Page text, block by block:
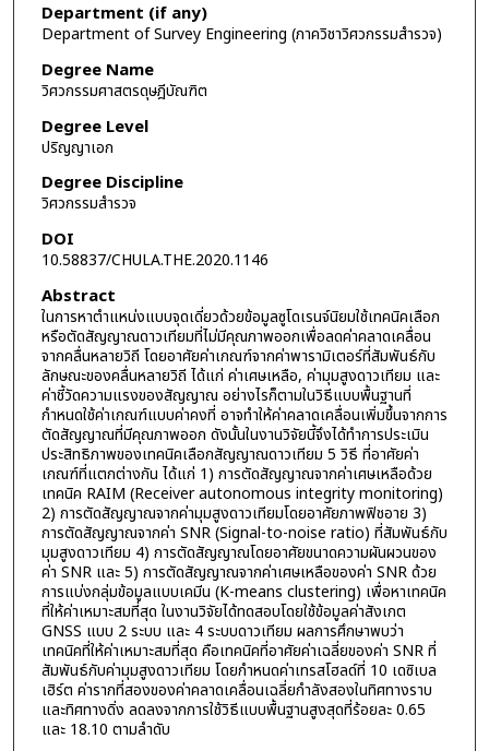
Department (if any)
Department of Survey Engineering (ภาควิชาวิศวกรรมสำรวจ)
Degree Name
วิศวกรรมศาสตรดุษฎีบัณฑิต
Degree Level
ปริญญาเอก
Degree Discipline
วิศวกรรมสำรวจ
DOI
10.58837/CHULA.THE.2020.1146
Abstract
ในการหาตำแหน่งแบบจุดเดี่ยวด้วยข้อมูลซูโดเรนจ์นิยมใช้เทคนิคเลือก
หรือตัดสัญญาณดาวเทียมที่ไม่มีคุณภาพออกเพื่อลดค่าคลาดเคลื่อน
จากคลื่นหลายวิถี โดยอาศัยค่าเกณฑ์จากค่าพารามิเตอร์ที่สัมพันธ์กับ
ลักษณะของคลื่นหลายวิถี ได้แก่ ค่าเศษเหลือ, ค่ามุมสูงดาวเทียม และ
ค่าชี้วัดความแรงของสัญญาณ อย่างไรก็ตามในวิธีแบบพื้นฐานที่
กำหนดใช้ค่าเกณฑ์แบบค่าคงที่ อาจทำให้ค่าคลาดเคลื่อนเพิ่มขึ้นจากการ
ตัดสัญญาณที่มีคุณภาพออก ดังนั้นในงานวิจัยนี้จึงได้ทำการประเมิน
ประสิทธิภาพของเทคนิคเลือกสัญญาณดาวเทียม 5 วิธี ที่อาศัยค่า
เกณฑ์ที่แตกต่างกัน ได้แก่ 1) การตัดสัญญาณจากค่าเศษเหลือด้วย
เทคนิค RAIM (Receiver autonomous integrity monitoring)
2) การตัดสัญญาณจากค่ามุมสูงดาวเทียมโดยอาศัยภาพฟิชอาย 3)
การตัดสัญญาณจากค่า SNR (Signal-to-noise ratio) ที่สัมพันธ์กับ
มุมสูงดาวเทียม 4) การตัดสัญญาณโดยอาศัยขนาดความผันผวนของ
ค่า SNR และ 5) การตัดสัญญาณจากค่าเศษเหลือของค่า SNR ด้วย
การแบ่งกลุ่มข้อมูลแบบเคมีน (K-means clustering) เพื่อหาเทคนิค
ที่ให้ค่าเหมาะสมที่สุด ในงานวิจัยได้ทดสอบโดยใช้ข้อมูลค่าสังเกต
GNSS แบบ 2 ระบบ และ 4 ระบบดาวเทียม ผลการศึกษาพบว่า
เทคนิคที่ให้ค่าเหมาะสมที่สุด คือเทคนิคที่อาศัยค่าเฉลี่ยของค่า SNR ที่
สัมพันธ์กับค่ามุมสูงดาวเทียม โดยกำหนดค่าเทรสโฮลด์ที่ 10 เดซิเบล
เฮิร์ต ค่ารากที่สองของค่าคลาดเคลื่อนเฉลี่ยกำลังสองในทิศทางราบ
และทิศทางดิ่ง ลดลงจากการใช้วิธีแบบพื้นฐานสูงสุดที่ร้อยละ 0.65
และ 18.10 ตามลำดับ